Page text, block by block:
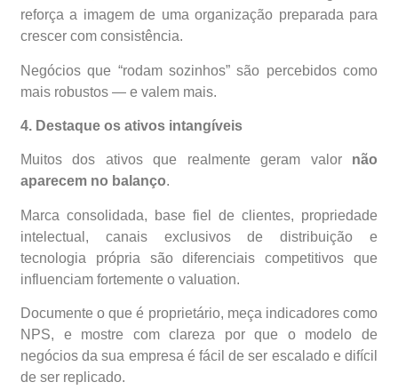
reforça a imagem de uma organização preparada para
crescer com consistência.
Negócios que “rodam sozinhos” são percebidos como
mais robustos — e valem mais.
4. Destaque os ativos intangíveis
Muitos dos ativos que realmente geram valor não
aparecem no balanço.
Marca consolidada, base fiel de clientes, propriedade
intelectual, canais exclusivos de distribuição e
tecnologia própria são diferenciais competitivos que
influenciam fortemente o valuation.
Documente o que é proprietário, meça indicadores como
NPS, e mostre com clareza por que o modelo de
negócios da sua empresa é fácil de ser escalado e difícil
de ser replicado.